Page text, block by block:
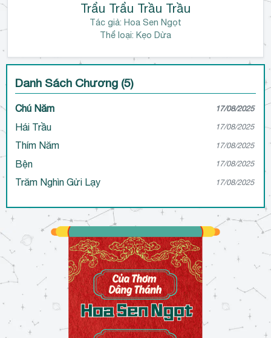
Trẩu Trẩu Trầu Trầu
Tác giả: Hoa Sen Ngọt
Thể loại: Kẹo Dừa
Danh Sách Chương (5)
Chú Năm 17/08/2025
Hái Trầu 17/08/2025
Thím Năm 17/08/2025
Bện 17/08/2025
Trăm Nghìn Gửi Lạy 17/08/2025